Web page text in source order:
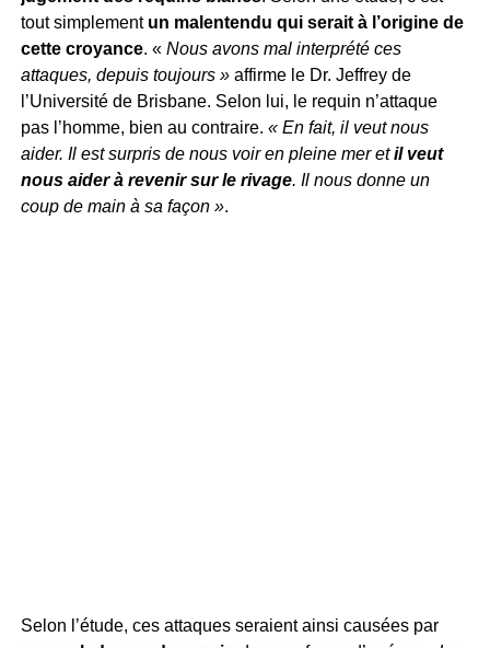
tout simplementun malentendu qui serait à l’origine de
cette croyance. «Nous avons mal interprété ces
attaques, depuis toujours »affirme le Dr. Jeffrey de
l’Université de Brisbane. Selon lui, le requin n’attaque
pas l’homme, bien au contraire. « En fait, il veut nous
aider. Il est surpris de nous voir en pleine mer etil veut
nous aider à revenir sur le rivage. Il nous donne un
coup de main à sa façon ».
Selon l’étude, ces attaques seraient ainsi causées par